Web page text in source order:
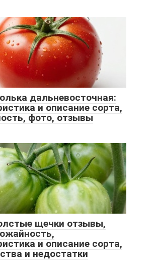
дальневосточная:
и описание сорта,
фото, отзывы
щечки отзывы,
и описание сорта,
и недостатки